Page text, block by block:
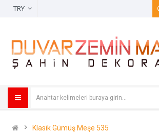
Klasik Gümüş Meşe 535